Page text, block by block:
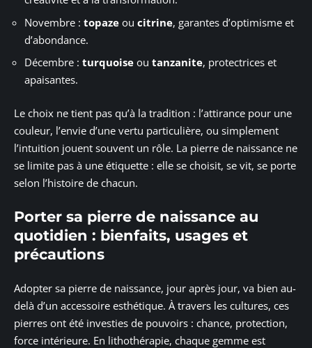
Novembre : topaze ou citrine, garantes d’optimisme et
d’abondance.
Décembre : turquoise ou tanzanite, protectrices et
apaisantes.
Le choix ne tient pas qu’à la tradition : l’attirance pour une
couleur, l’envie d’une vertu particulière, ou simplement
l’intuition jouent souvent un rôle. La pierre de naissance ne
se limite pas à une étiquette : elle se choisit, se vit, se porte
selon l’histoire de chacun.
Porter sa pierre de naissance au
quotidien : bienfaits, usages et
précautions
Adopter sa pierre de naissance, jour après jour, va bien au-
delà d’un accessoire esthétique. À travers les cultures, ces
pierres ont été investies de pouvoirs : chance, protection,
force intérieure. En lithothérapie, chaque gemme est